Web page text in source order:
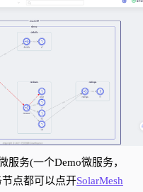
服务(一个Demo微服务，
点都可以点开SolarMesh